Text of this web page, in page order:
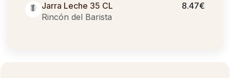
Jarra Leche 35 CL
Rincón del Barista
8.47€